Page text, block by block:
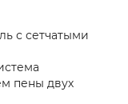
с сетчатыми
пены двух